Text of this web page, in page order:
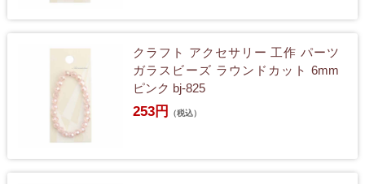
クラフト アクセサリー 工作 パーツ
ガラスビーズ ラウンドカット 6mm
ピンク bj-825
253円 （税込）